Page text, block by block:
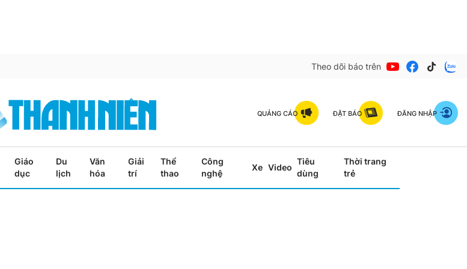
Theo dõi báo trên
QUẢNG CÁO ĐẶT BÁO ĐĂNG NHẬP
Giáo
dục
Du
lịch
Văn
hóa
Giải
trí
Thể
thao
Công
nghệ
Xe Video
Tiêu
dùng
Thời trang
trẻ